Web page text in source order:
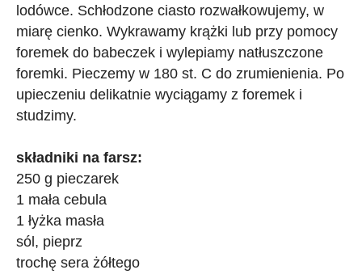
lodówce. Schłodzone ciasto rozwałkowujemy, w
miarę cienko. Wykrawamy krążki lub przy pomocy
foremek do babeczek i wylepiamy natłuszczone
foremki. Pieczemy w 180 st. C do zrumienienia. Po
upieczeniu delikatnie wyciągamy z foremek i
studzimy.
składniki na farsz:
250 g pieczarek
1 mała cebula
1 łyżka masła
sól, pieprz
trochę sera żółtego